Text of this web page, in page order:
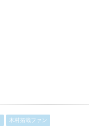
木村拓哉ファン